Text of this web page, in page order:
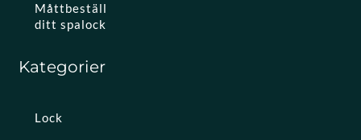
Måttbeställ
ditt spalock
Kategorier
Lock